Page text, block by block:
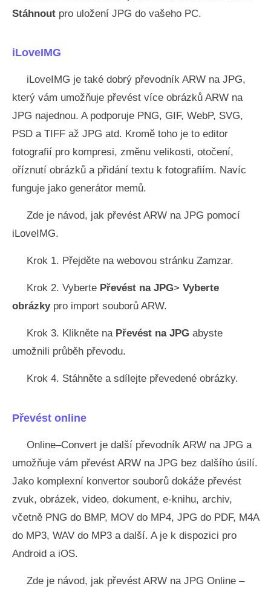
Stáhnout pro uložení JPG do vašeho PC.
iLoveIMG
iLoveIMG je také dobrý převodník ARW na JPG,
který vám umožňuje převést více obrázků ARW na
JPG najednou. A podporuje PNG, GIF, WebP, SVG,
PSD a TIFF až JPG atd. Kromě toho je to editor
fotografií pro kompresi, změnu velikosti, otočení,
oříznutí obrázků a přidání textu k fotografiím. Navíc
funguje jako generátor memů.
Zde je návod, jak převést ARW na JPG pomocí
iLoveIMG.
Krok 1. Přejděte na webovou stránku Zamzar.
Krok 2. Vyberte Převést na JPG> Vyberte
obrázkypro import souborů ARW.
Krok 3. Klikněte na Převést na JPG abyste
umožnili průběh převodu.
Krok 4. Stáhněte a sdílejte převedené obrázky.
Převést online
Online–Convert je další převodník ARW na JPG a
umožňuje vám převést ARW na JPG bez dalšího úsilí.
Jako komplexní konvertor souborů dokáže převést
zvuk, obrázek, video, dokument, e-knihu, archiv,
včetně PNG do BMP, MOV do MP4, JPG do PDF, M4A
do MP3, WAV do MP3 a další. A je k dispozici pro
Android a iOS.
Zde je návod, jak převést ARW na JPG Online –